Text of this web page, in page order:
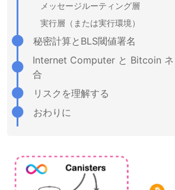
メッセージルーティング層
実行層（または実行環境）
秘密計算とBLS閾値署名
Internet Computer と Bitcoin ネ
合
リスクを理解する
おわりに